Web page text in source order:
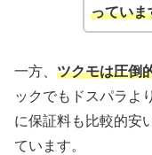
っていま
一方、 ツクモは圧倒
ックでもドスパラよ
に保証料も比較的安
ています。